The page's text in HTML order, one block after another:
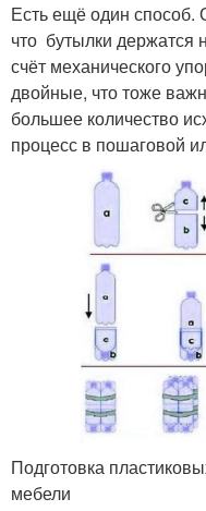
Есть ещё один способ.
что бутылки держатся
счёт механического
двойные, что тоже
большее количество
процесс в пошаговой
Подготовка
мебели